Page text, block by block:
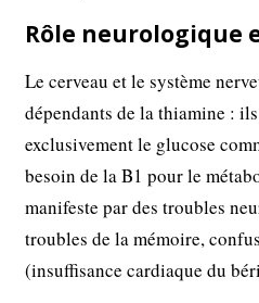
Rôle neurologique
Le cerveau et le système
dépendants de la thiamine :
exclusivement le glucose
besoin de la B1 pour le
manifeste par des troubles
troubles de la mémoire,
(insuffisance cardiaque du